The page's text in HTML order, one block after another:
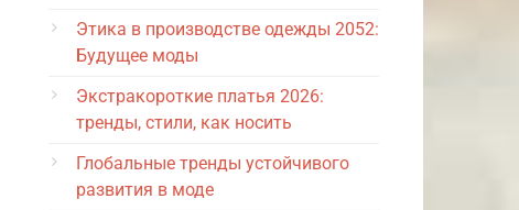
Этика в производстве одежды 2052:
Будущее моды
Экстракороткие платья 2026:
тренды, стили, как носить
Глобальные тренды устойчивого
развития в моде